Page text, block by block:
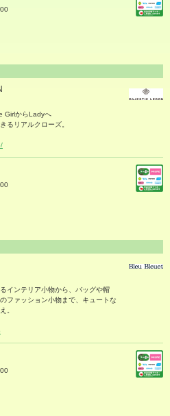
GirlからLadyへ
るリアルクローズ。
インテリア小物から、バッグや帽
ファッション小物まで、キュートな
。